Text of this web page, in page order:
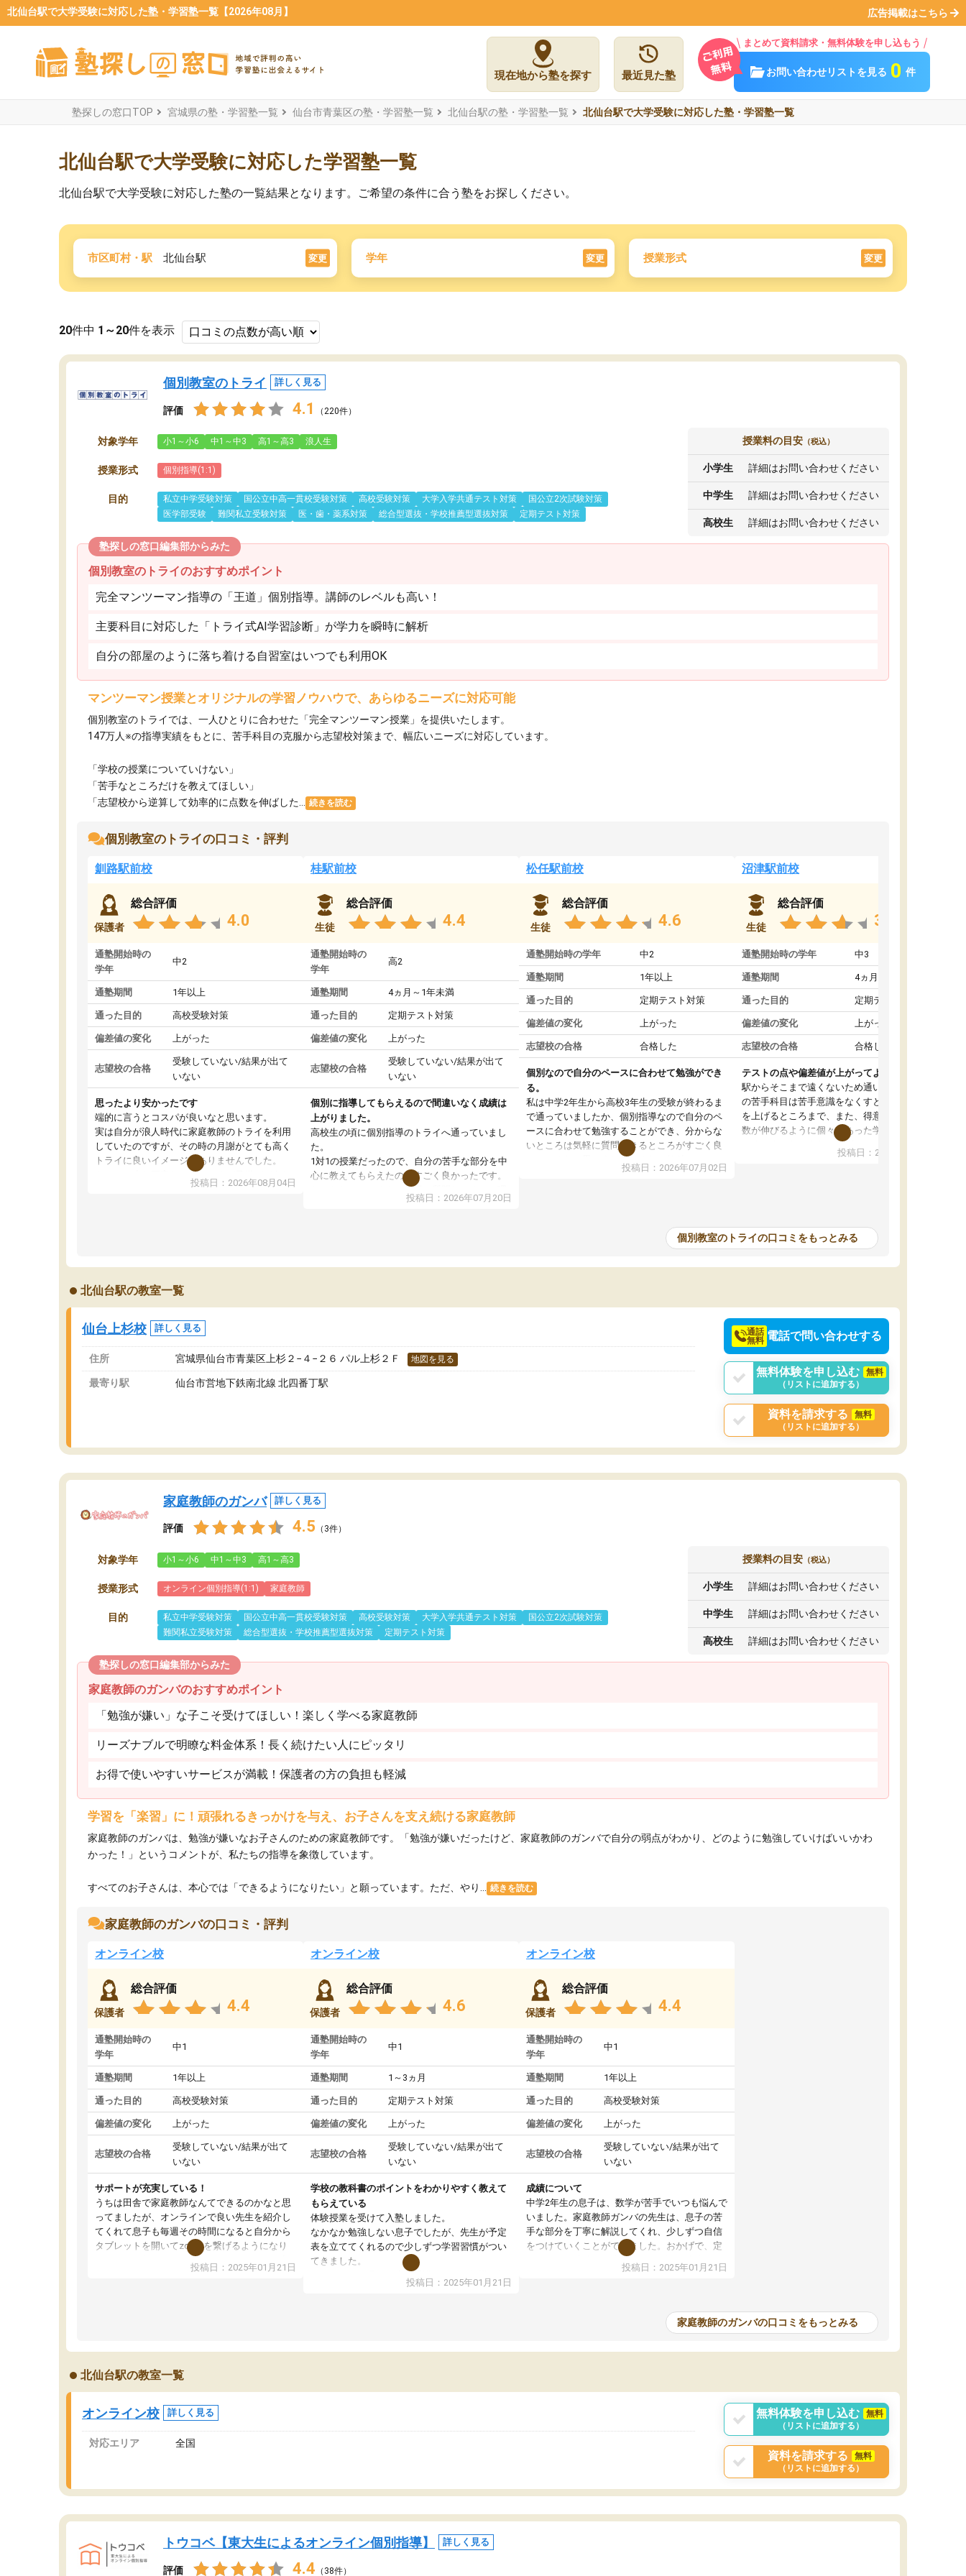
北仙台駅で大学受験に対応した塾・学習塾一覧【2026年08月】 広告掲載はこちら
現在地から塾を探す 最近見た塾
まとめて資料請求・無料体験を申し込もう
お問い合わせリストを見る 0 件
塾探しの窓口TOP 宮城県の塾・学習塾一覧 仙台市青葉区の塾・学習塾一覧 北仙台駅の塾・学習塾一覧 北仙台駅で大学受験に対応した塾・学習塾一覧
北仙台駅で大学受験に対応した学習塾一覧
北仙台駅で大学受験に対応した塾の一覧結果となります。ご希望の条件に合う塾をお探しください。
市区町村・駅 北仙台駅 変更 学年 変更 授業形式 変更
20件中 1～20件を表示
個別教室のトライ 詳しく見る
評価 4.1 （220件）
対象学年 小1～小6 中1～中3 高1～高3 浪人生
授業形式 個別指導(1:1)
目的 私立中学受験対策 国公立中高一貫校受験対策 高校受験対策 大学入学共通テスト対策
国公立2次試験対策
医学部受験
難関私立受験対策 医・歯・薬系対策 総合型選抜・学校推薦型選抜対策 定期テスト対策
授業料の目安 （税込）
小学生 詳細はお問い合わせください
中学生 詳細はお問い合わせください
高校生 詳細はお問い合わせください
塾探しの窓口編集部からみた
個別教室のトライのおすすめポイント
完全マンツーマン指導の「王道」個別指導。講師のレベルも高い！
主要科目に対応した「トライ式AI学習診断」が学力を瞬時に解析
自分の部屋のように落ち着ける自習室はいつでも利用OK
マンツーマン授業とオリジナルの学習ノウハウで、あらゆるニーズに対応可能
個別教室のトライでは、一人ひとりに合わせた「完全マンツーマン授業」を提供いたします。​
147万人※の指導実績をもとに、苦手科目の克服から志望校対策まで、幅広いニーズに対応しています。​
「学校の授業についていけない」​
「苦手なところだけを教えてほしい」​
「志望校から逆算して効率的に点数を伸ばした...
続きを読む
個別教室のトライの口コミ・評判
釧路駅前校
保護者
総合評価
4.0
通塾開始時の
学年
中2
通塾期間 1年以上
通った目的 高校受験対策
偏差値の変化 上がった
志望校の合格
受験していない/結果が出て
いない
思ったより安かったです
端的に言うとコスパが良いなと思います。
実は自分が浪人時代に家庭教師のトライを利用
していたのですが、その時の月謝がとても高く
トライに良いイメージがありませんでした。
なので、少し不安だったのですが子供がどうし
ても行きたいと言うので利用し始めた形です。
が、それを加味しても通って損はないなと感じ
投稿日：2026年08月04日
桂駅前校
生徒
総合評価
4.4
通塾開始時の
学年
高2
通塾期間 4ヵ月～1年未満
通った目的 定期テスト対策
偏差値の変化 上がった
志望校の合格
受験していない/結果が出て
いない
個別に指導してもらえるので間違いなく成績は
上がりました。
高校生の頃に個別指導のトライへ通っていまし
た。
1対1の授業だったので、自分の苦手な部分を中
心に教えてもらえたのがすごく良かったです。
わからないところもその場で質問しやすく、理
解できるまで丁寧に説明してもらえたので、勉
な人には特におすすめできる塾だと思います。
投稿日：2026年07月20日
松任駅前校
生徒
総合評価
4.6
通塾開始時の学年 中2
通塾期間 1年以上
通った目的 定期テスト対策
偏差値の変化 上がった
志望校の合格 合格した
個別なので自分のペースに合わせて勉強ができ
る。
私は中学2年生から高校3年生の受験が終わるま
で通っていましたか、個別指導なので自分のペ
ースに合わせて勉強することができ、分からな
いところは気軽に質問できるところがすごく良
いところだと思いました。また、教科によって
専門の先生にも変えて貰えたので、わかりやす
近くに自分の担当の先生だったり、他の先生が
いるので分からないところをすぐに質問できる
投稿日：2026年07月02日
沼津駅前校
生徒
総合評価
3.8
通塾開始時の学年 中3
通塾期間 4ヵ月～1年未満
通った目的 定期テスト対策
偏差値の変化 上がった
志望校の合格 合格した
テストの点や偏差値が上がってよかった
駅からそこまで遠くないため通いやすく、自分
の苦手科目は苦手意識をなくすところから成績
を上げるところまで、また、得意科目はより点
数が伸びるように個々にあった学習方法で教え
てくれました。また、個別にやってくれること
でわからないところをすぐに質問することがで
した。
投稿日：2026年06月19日
個別教室のトライの口コミをもっとみる
北仙台駅の教室一覧
仙台上杉校 詳しく見る
住所 宮城県仙台市青葉区上杉２−４−２６ パル上杉２Ｆ 地図を見る
最寄り駅 仙台市営地下鉄南北線 北四番丁駅
通話
無料 電話で問い合わせする
無料体験を申し込む
無料
（リストに追加する）
資料を請求する
無料
（リストに追加する）
家庭教師のガンバ 詳しく見る
評価 4.5 （3件）
対象学年 小1～小6 中1～中3 高1～高3
授業形式 オンライン個別指導(1:1) 家庭教師
目的 私立中学受験対策 国公立中高一貫校受験対策 高校受験対策 大学入学共通テスト対策
国公立2次試験対策
難関私立受験対策
総合型選抜・学校推薦型選抜対策 定期テスト対策
授業料の目安 （税込）
小学生 詳細はお問い合わせください
中学生 詳細はお問い合わせください
高校生 詳細はお問い合わせください
塾探しの窓口編集部からみた
家庭教師のガンバのおすすめポイント
「勉強が嫌い」な子こそ受けてほしい！楽しく学べる家庭教師
リーズナブルで明瞭な料金体系！長く続けたい人にピッタリ
お得で使いやすいサービスが満載！保護者の方の負担も軽減
学習を「楽習」に！頑張れるきっかけを与え、お子さんを支え続ける家庭教師
家庭教師のガンバは、勉強が嫌いなお子さんのための家庭教師です。「勉強が嫌いだったけど、家庭教師のガンバで自分の弱点がわかり、どのように勉強していけばいいかわ
かった！」というコメントが、私たちの指導を象徴しています。
すべてのお子さんは、本心では「できるようになりたい」と願っています。ただ、やり... 続きを読む
家庭教師のガンバの口コミ・評判
オンライン校
保護者
総合評価
4.4
通塾開始時の
学年
中1
通塾期間 1年以上
通った目的 高校受験対策
偏差値の変化 上がった
志望校の合格
受験していない/結果が出て
いない
サポートが充実している！
うちは田舎で家庭教師なんてできるのかなと思
ってましたが、オンラインで良い先生を紹介し
てくれて息子も毎週その時間になると自分から
タブレットを開いてzoomを繋げるようになり
ました！5科目なんでもOKなのもとても気に入
投稿日：2025年01月21日
オンライン校
保護者
総合評価
4.6
通塾開始時の
学年
中1
通塾期間 1～3ヵ月
通った目的 定期テスト対策
偏差値の変化 上がった
志望校の合格
受験していない/結果が出て
いない
学校の教科書のポイントをわかりやすく教えて
もらえている
体験授業を受けて入塾しました。
なかなか勉強しない息子でしたが、先生が予定
表を立ててくれるので少しずつ学習習慣がつい
てきました。
オンラインで週に一度の受講ですが、指導が無
い日も予定表に基づいて勉強したり、LINEでわ
投稿日：2025年01月21日
オンライン校
保護者
総合評価
4.4
通塾開始時の
学年
中1
通塾期間 1年以上
通った目的 高校受験対策
偏差値の変化 上がった
志望校の合格
受験していない/結果が出て
いない
成績について
中学2年生の息子は、数学が苦手でいつも悩んで
いました。家庭教師ガンバの先生は、息子の苦
手な部分を丁寧に解説してくれ、少しずつ自信
をつけていくことができました。おかげで、定
期テストの成績が10点以上アップし、本人もと
投稿日：2025年01月21日
家庭教師のガンバの口コミをもっとみる
北仙台駅の教室一覧
オンライン校 詳しく見る
対応エリア 全国
無料体験を申し込む
無料
（リストに追加する）
資料を請求する
無料
（リストに追加する）
トウコベ【東大生によるオンライン個別指導】 詳しく見る
評価 4.4 （38件）